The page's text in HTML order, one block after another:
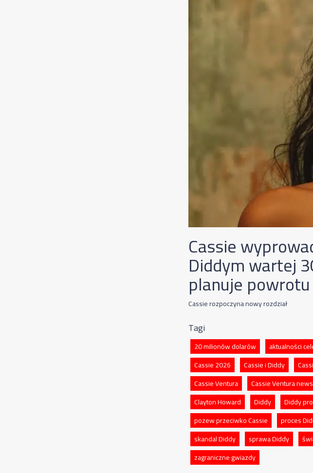
Cassie
Diddym wartej
planuje powrotu
Cassie rozpoczyna nowy rozdział
Tagi
20 milionów dolarów aktualności
Cassie 2026
Cassie i Diddy
Cassie Ventura
Cassie Ventura news
Clayton Howard
Diddy Diddy
pozew przeciwko Cassie
proces
skandal Diddy
sprawa Diddy
zagraniczne gwiazdy